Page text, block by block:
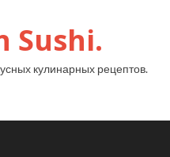
Sushi.
кулинарных рецептов.